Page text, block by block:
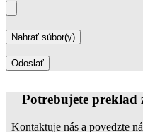
Potrebujete preklad
Kontaktuje nás a povedzte